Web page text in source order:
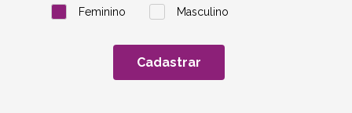
Feminino Masculino
Cadastrar